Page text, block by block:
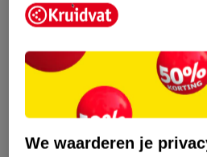
Productinformatie
Etiketinformatie
Nature Impact Score
Impact Score.
We waarderen je